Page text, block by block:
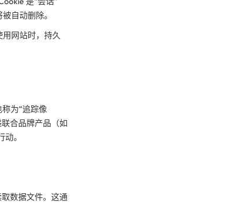
自动删除。
网站时，持久
为“追踪像
合品牌产品（如
。
数据文件。这通